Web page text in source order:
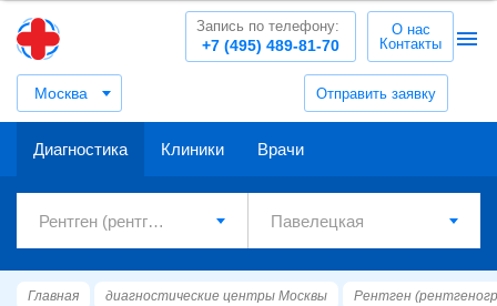
Москва Отправить заявку
+7 (495) 489-81-70
Запись по телефону:
О нас
Контакты
Диагностика Клиники Врачи
Главная диагностические центры Москвы Рентген